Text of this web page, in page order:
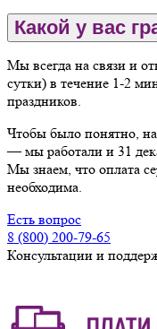
Какой у вас
Мы всегда на связи и
сутки) в течение 1-2
праздников.
Чтобы было понятно,
— мы работали и 31
Мы знаем, что оплата
необходима.
Есть вопрос
8 (800) 200-79-65
Консультации и